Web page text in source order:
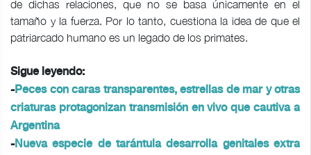
de dichas relaciones, que no se basa únicamente en el
tamaño y la fuerza. Por lo tanto, cuestiona la idea de que el
patriarcado humano es un legado de los primates.
Sigue leyendo:
-Peces con caras transparentes, estrellas de mar y otras
criaturas protagonizan transmisión en vivo que cautiva a
Argentina
-Nueva especie de tarántula desarrolla genitales extra